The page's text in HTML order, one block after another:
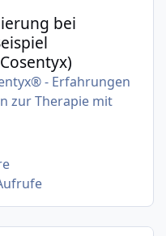
am Beispiel
bei
- Erfahrungen
zur Therapie mit